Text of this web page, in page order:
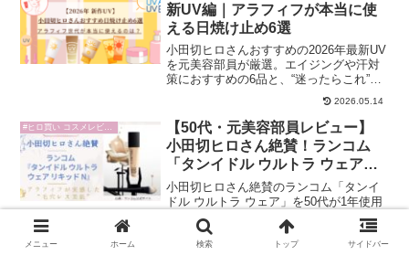
新UV編｜アラフィフが本当に使
える日焼け止め6選
小田切ヒロさんおすすめの2026年最新UV
を元美容部員が厳選。エイジングや汗対
策におすすめの6品と、“迷ったらこれ”の
選び方をわかりやすく解説します。2026.05.14
#ヒロ買い コスメレビュー
【50代・元美容部員レビュー】
小田切ヒロさん絶賛！ランコム
「タンイドル ウルトラ ウェア」
で毛穴レス美肌を実感
小田切ヒロさん絶賛のランコム「タンイ
ドル ウルトラ ウェア」を50代が1年使用
レビュー。毛穴落ち・崩れ・乾燥を防
ぎ、上品なセミマット肌をキープ。色選
びのコツや下地との相性も詳しく紹介し
メニュー ホーム 検索 トップ サイドバー